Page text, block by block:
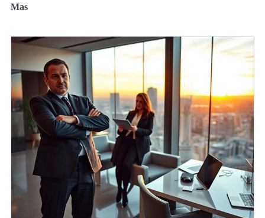
Mas